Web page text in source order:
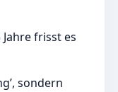
frisst es
sondern